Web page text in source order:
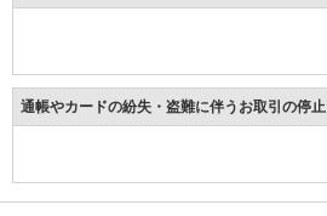
通帳やカードの紛失・盗難に伴うお取引の停止